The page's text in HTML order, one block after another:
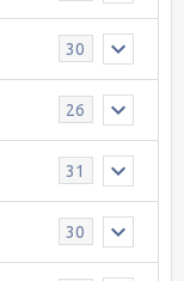
30
26
31
30